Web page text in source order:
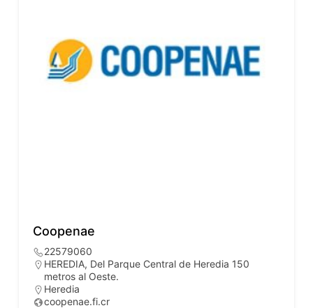
Coopenae
22579060
HEREDIA, Del Parque Central de Heredia 150
metros al Oeste.
Heredia
coopenae.fi.cr